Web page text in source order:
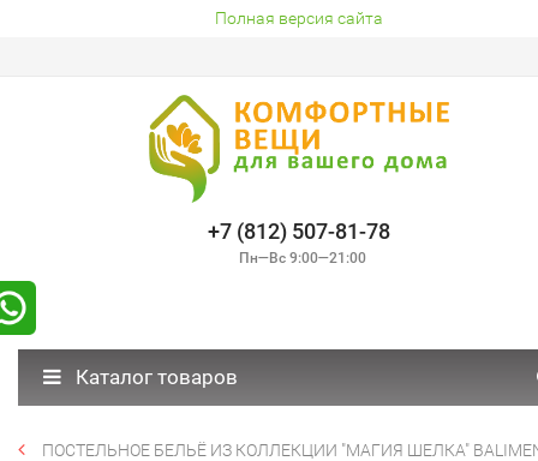
Полная версия сайта
+7 (812) 507-81-78
Пн—Вс 9:00—21:00
Каталог товаров
ПОСТЕЛЬНОЕ БЕЛЬЁ ИЗ КОЛЛЕКЦИИ "МАГИЯ ШЕЛКА"